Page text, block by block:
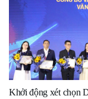
Khởi động xét chọn